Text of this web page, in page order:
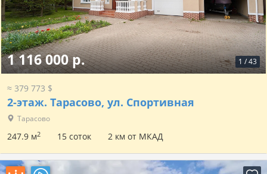
1 /43
1 116 000 р.
≈ 379 773 $
2-этаж. Тарасово, ул. Спортивная
Тарасово
247.9 м2 15 соток 2 км от МКАД